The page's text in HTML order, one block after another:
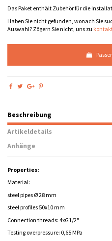
Das Paket enthält Zubehör für die
Haben Sie nicht gefunden, wonach Sie
Auswahl? Zögern Sie nicht, uns zu
Beschreibung
Artikeldetails
Anhänge
Properties:
Material:
steel pipes Ø 28 mm
steel profiles 50x10 mm
Connection threads: 4xG1/2"
Testing overpressure: 0,65 MPa